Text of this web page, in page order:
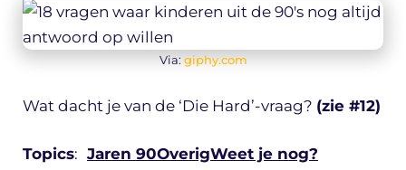
Via: giphy.com
Wat dacht je van de ‘Die Hard’-vraag? (zie #12)
Topics: Jaren 90OverigWeet je nog?